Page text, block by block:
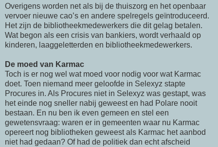
Overigens worden net als bij de thuiszorg en het openbaar
vervoer nieuwe cao’s en andere spelregels geïntroduceerd.
Het zijn de bibliotheekmedewerkers die dit gelag betalen.
Wat begon als een crisis van bankiers, wordt verhaald op
kinderen, laaggeletterden en bibliotheekmedewerkers.
De moed van Karmac
Toch is er nog wel wat moed voor nodig voor wat Karmac
doet. Toen niemand meer geloofde in Selexyz stapte
Procures in. Als Procures niet in Selexyz was gestapt, was
het einde nog sneller nabij geweest en had Polare nooit
bestaan. En nu ben ik even gemeen en stel een
gewetensvraag: waren er in gemeenten waar nu Karmac
opereert nog bibliotheken geweest als Karmac het aanbod
niet had gedaan? Of had de politiek dan echt afscheid